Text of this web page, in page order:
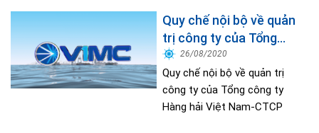
Quy chế nội bộ về quản
trị công ty của Tổng
công ty Hàng hải Việt
Nam-CTCP
26/08/2020
Quy chế nội bộ về quản trị
công ty của Tổng công ty
Hàng hải Việt Nam-CTCP